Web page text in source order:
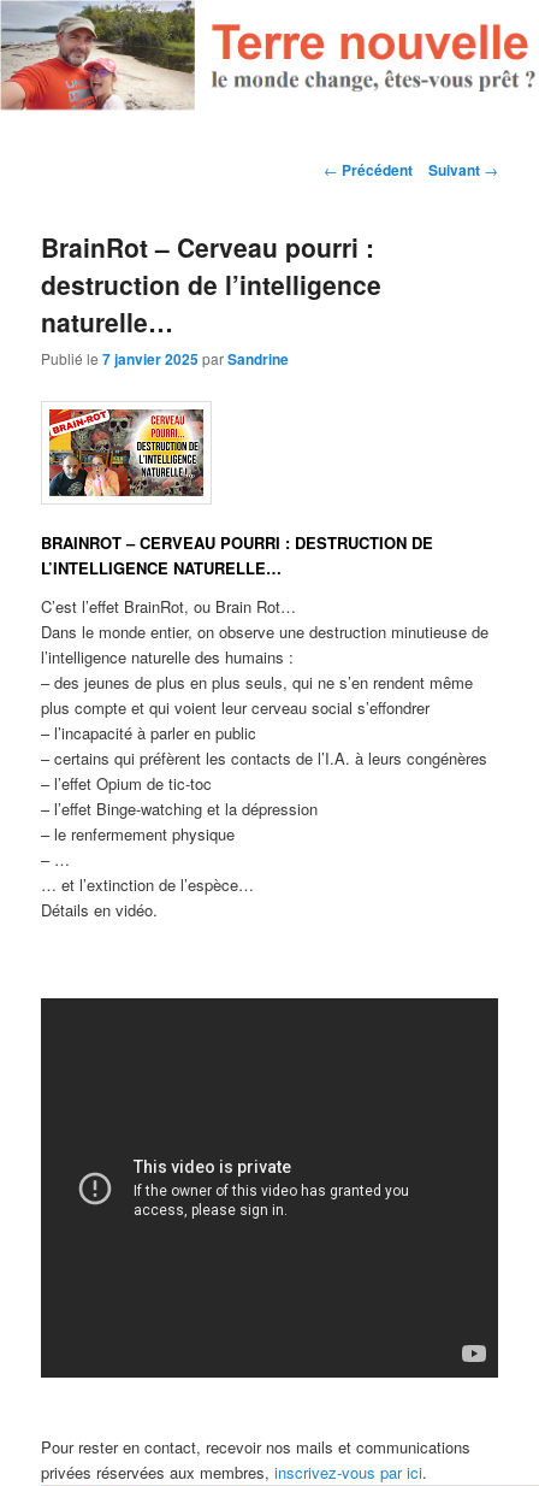
Navigation des articles
← Précédent Suivant →
BrainRot – Cerveau pourri :
destruction de l’intelligence
naturelle…
Publié le7 janvier 2025parSandrine
BRAINROT – CERVEAU POURRI : DESTRUCTION DE
L’INTELLIGENCE NATURELLE…
C’est l’effet BrainRot, ou Brain Rot…
Dans le monde entier, on observe une destruction minutieuse de
l’intelligence naturelle des humains :
– des jeunes de plus en plus seuls, qui ne s’en rendent même
plus compte et qui voient leur cerveau social s’effondrer
– l’incapacité à parler en public
– certains qui préfèrent les contacts de l’I.A. à leurs congénères
– l’effet Opium de tic-toc
– l’effet Binge-watching et la dépression
– le renfermement physique
– …
… et l’extinction de l’espèce…
Détails en vidéo.
Pour rester en contact, recevoir nos mails et communications
privées réservées aux membres,inscrivez-vous par ici.